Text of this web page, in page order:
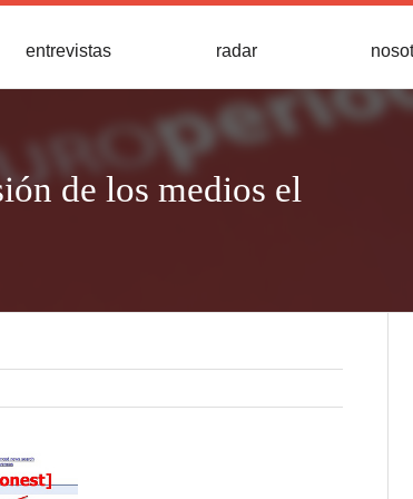
entrevistas radar
de los medios el